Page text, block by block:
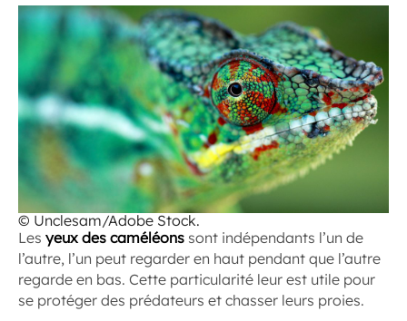
© Unclesam/Adobe Stock.
Les yeux des caméléons sont indépendants l’un de
l’autre, l’un peut regarder en haut pendant que l’autre
regarde en bas. Cette particularité leur est utile pour
se protéger des prédateurs et chasser leurs proies.